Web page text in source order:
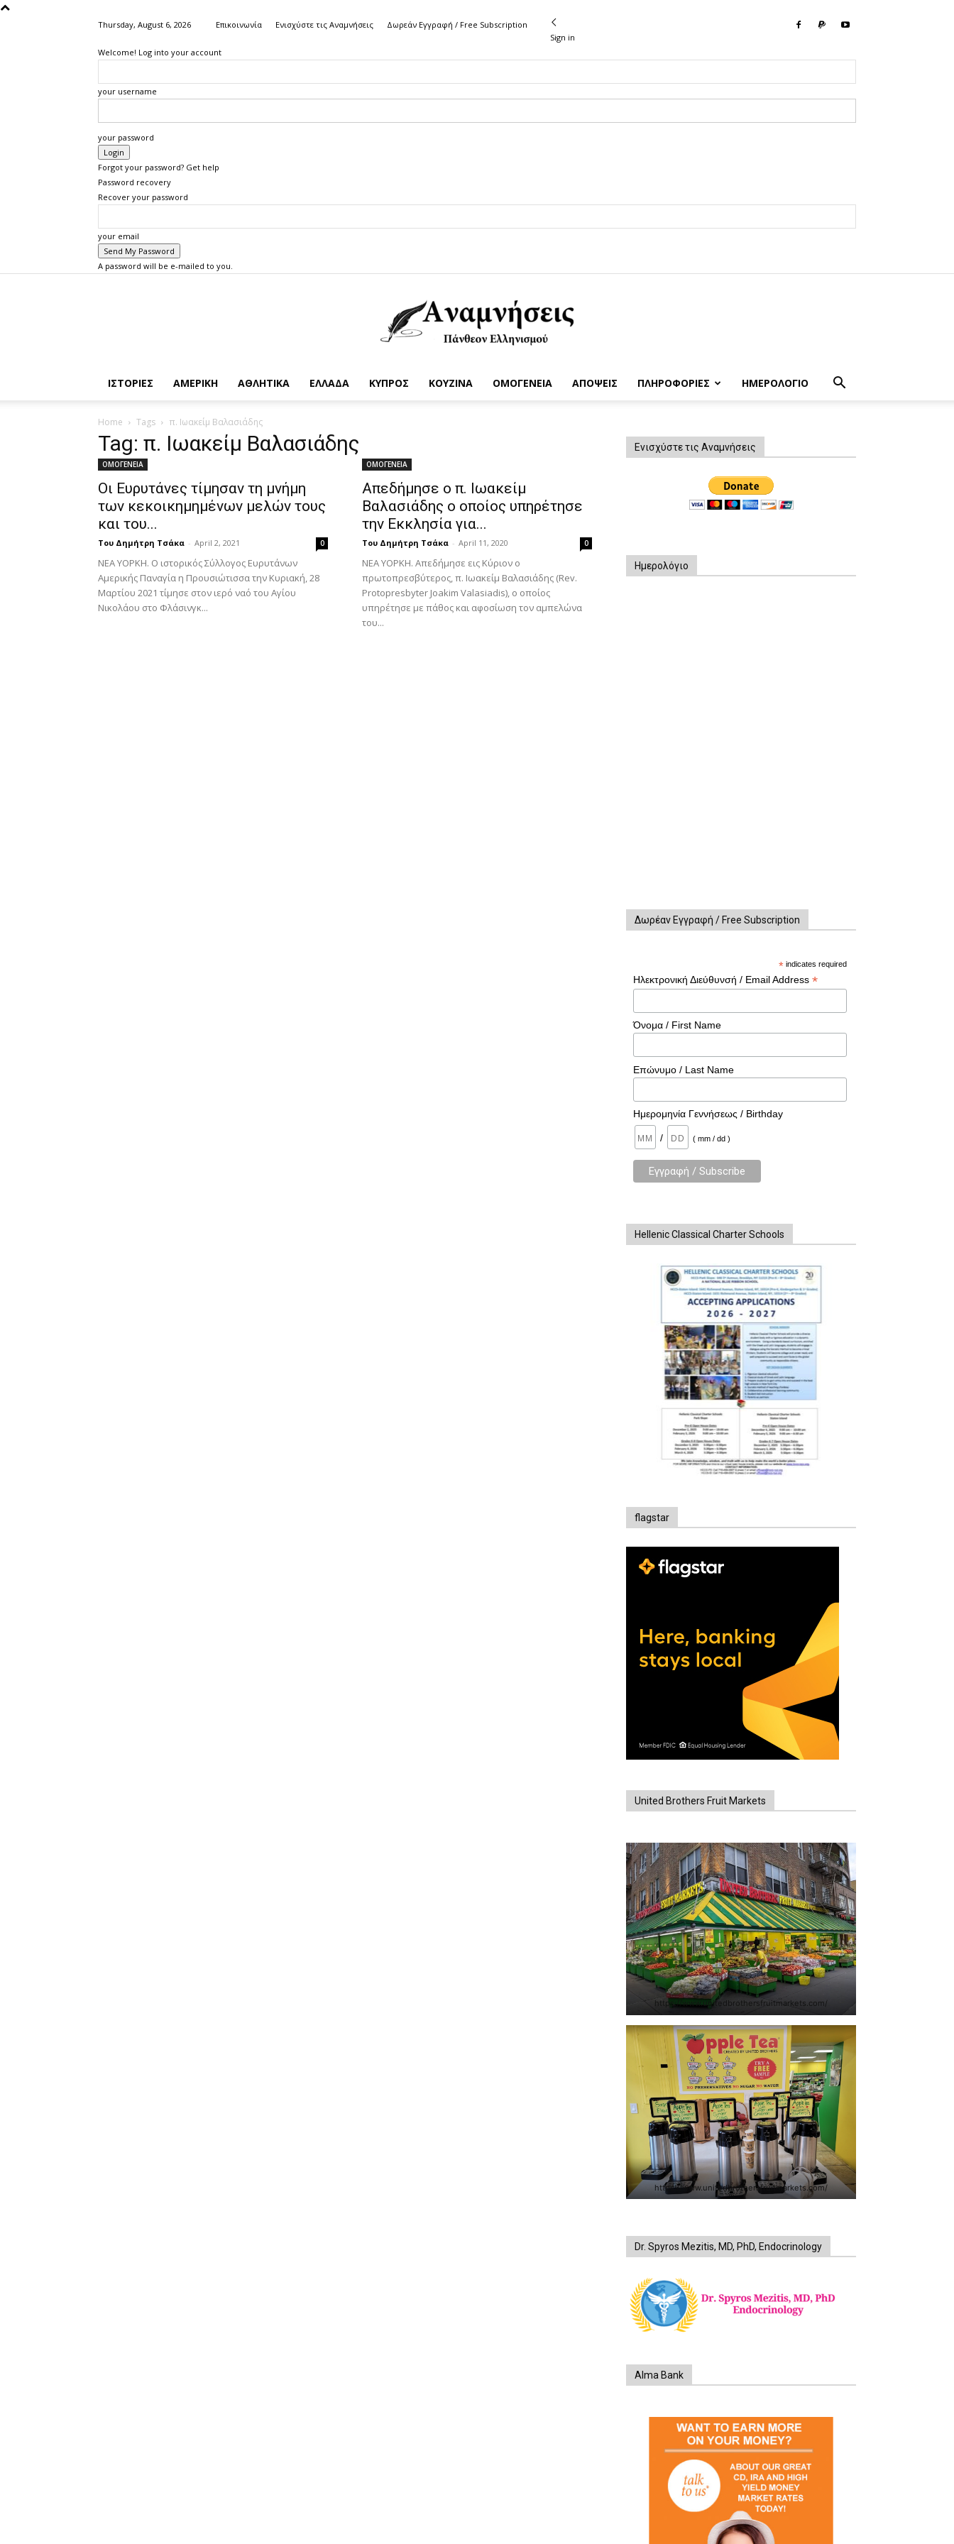
Thursday, August 6, 2026 Επικοινωνία Ενισχύστε τις Αναμνήσεις
Δωρεάν Εγγραφή / Free Subscription
Sign in
Welcome! Log into your account
your username
your password
Forgot your password? Get help
Password recovery
Recover your password
your email
A password will be e-mailed to you.
ΙΣΤΟΡΙΕΣ ΑΜΕΡΙΚΗ ΑΘΛΗΤΙΚΑ ΕΛΛΑΔΑ ΚΥΠΡΟΣ ΚΟΥΖΙΝΑ ΟΜΟΓΕΝΕΙΑ ΑΠΟΨΕΙΣ ΠΛΗΡΟΦΟΡΙΕΣ ΗΜΕΡΟΛΟΓΙΟ
Home Tags π. Ιωακείμ Βαλασιάδης
Tag: π. Ιωακείμ Βαλασιάδης
ΟΜΟΓΕΝΕΙΑ
Οι Ευρυτάνες τίμησαν τη μνήμη
των κεκοικημημένων μελών τους
και του...
Του Δημήτρη Τσάκα - April 2, 2021 0
ΝΕΑ ΥΟΡΚΗ. Ο ιστορικός Σύλλογος Ευρυτάνων
Αμερικής Παναγία η Προυσιώτισσα την Κυριακή, 28
Μαρτίου 2021 τίμησε στον ιερό ναό του Αγίου
Νικολάου στο Φλάσινγκ...
ΟΜΟΓΕΝΕΙΑ
Απεδήμησε ο π. Ιωακείμ
Βαλασιάδης ο οποίος υπηρέτησε
την Εκκλησία για...
Του Δημήτρη Τσάκα - April 11, 2020 0
ΝΕΑ ΥΟΡΚΗ. Απεδήμησε εις Κύριον ο
πρωτοπρεσβύτερος, π. Ιωακείμ Βαλασιάδης (Rev.
Protopresbyter Joakim Valasiadis), ο οποίος
υπηρέτησε με πάθος και αφοσίωση τον αμπελώνα
του...
Ενισχύστε τις Αναμνήσεις
Ημερολόγιο
Δωρέαν Εγγραφή / Free Subscription
* indicates required
Ηλεκτρονική Διεύθυνσή / Email Address *
Όνομα / First Name
Επώνυμο / Last Name
Ημερομηνία Γεννήσεως / Birthday
/ ( mm / dd )
Hellenic Classical Charter Schools
flagstar
United Brothers Fruit Markets
https://www.unitedbrothersfruitmarkets.com/
https://www.unitedbrothersfruitmarkets.com/
Dr. Spyros Mezitis, MD, PhD, Endocrinology
Alma Bank